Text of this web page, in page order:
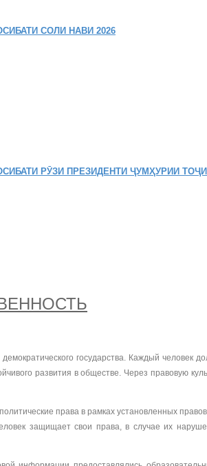
СОЛИ НАВИ 2026
РӮЗИ ПРЕЗИДЕНТИ ҶУМҲУРИИ
государства. Каждый человек
развития в обществе. Через правовую
права в рамках установленных
защищает свои права, в случае их